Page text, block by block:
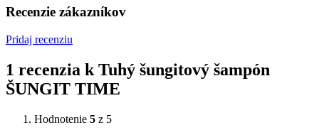
Recenzie zákazníkov
Pridaj recenziu
1 recenzia k Tuhý šungitový šampón
ŠUNGIT TIME
Hodnotenie 5 z 5